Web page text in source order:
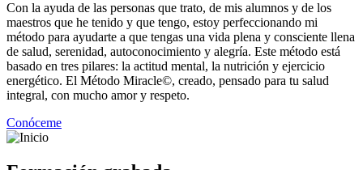
Con la ayuda de las personas que trato, de mis alumnos y de los
maestros que he tenido y que tengo, estoy perfeccionando mi
método para ayudarte a que tengas una vida plena y consciente llena
de salud, serenidad, autoconocimiento y alegría. Este método está
basado en tres pilares: la actitud mental, la nutrición y ejercicio
energético. El Método Miracle©, creado, pensado para tu salud
integral, con mucho amor y respeto.
Conóceme